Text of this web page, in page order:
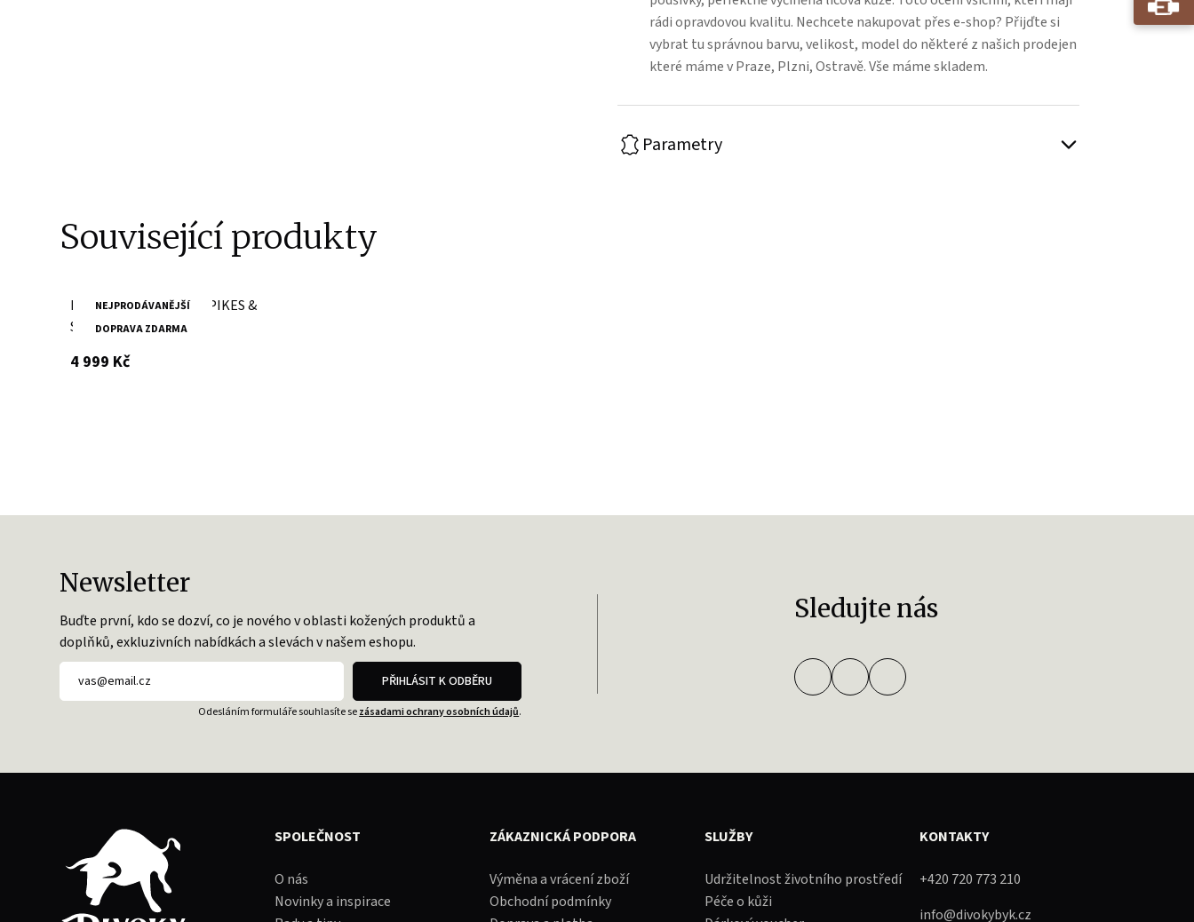
rádi opravdovou kvalitu. Nechcete nakupovat přes e-shop? Přijďte si
vybrat tu správnou barvu, velikost, model do některé z našich prodejen
které máme v Praze, Plzni, Ostravě. Vše máme skladem.
Parametry
Související produkty
NEJPRODÁVANĚJŠÍ
DOPRAVA ZDARMA
Brandy kožený batoh SPIKES &
SPARROW
4 999 Kčs DPH
Newsletter
Buďte první, kdo se dozví, co je nového v oblasti kožených produktů a
doplňků, exkluzivních nabídkách a slevách v našem eshopu.
PŘIHLÁSIT K ODBĚRU
Odesláním formuláře souhlasíte sezásadami ochrany osobních údajů.
Sledujte nás
SPOLEČNOST
O nás
Novinky a inspirace
ZÁKAZNICKÁ PODPORA
Výměna a vrácení zboží
Obchodní podmínky
SLUŽBY
Udržitelnost životního prostředí
Péče o kůži
KONTAKTY
+420 720 773 210
info@divokybyk.cz